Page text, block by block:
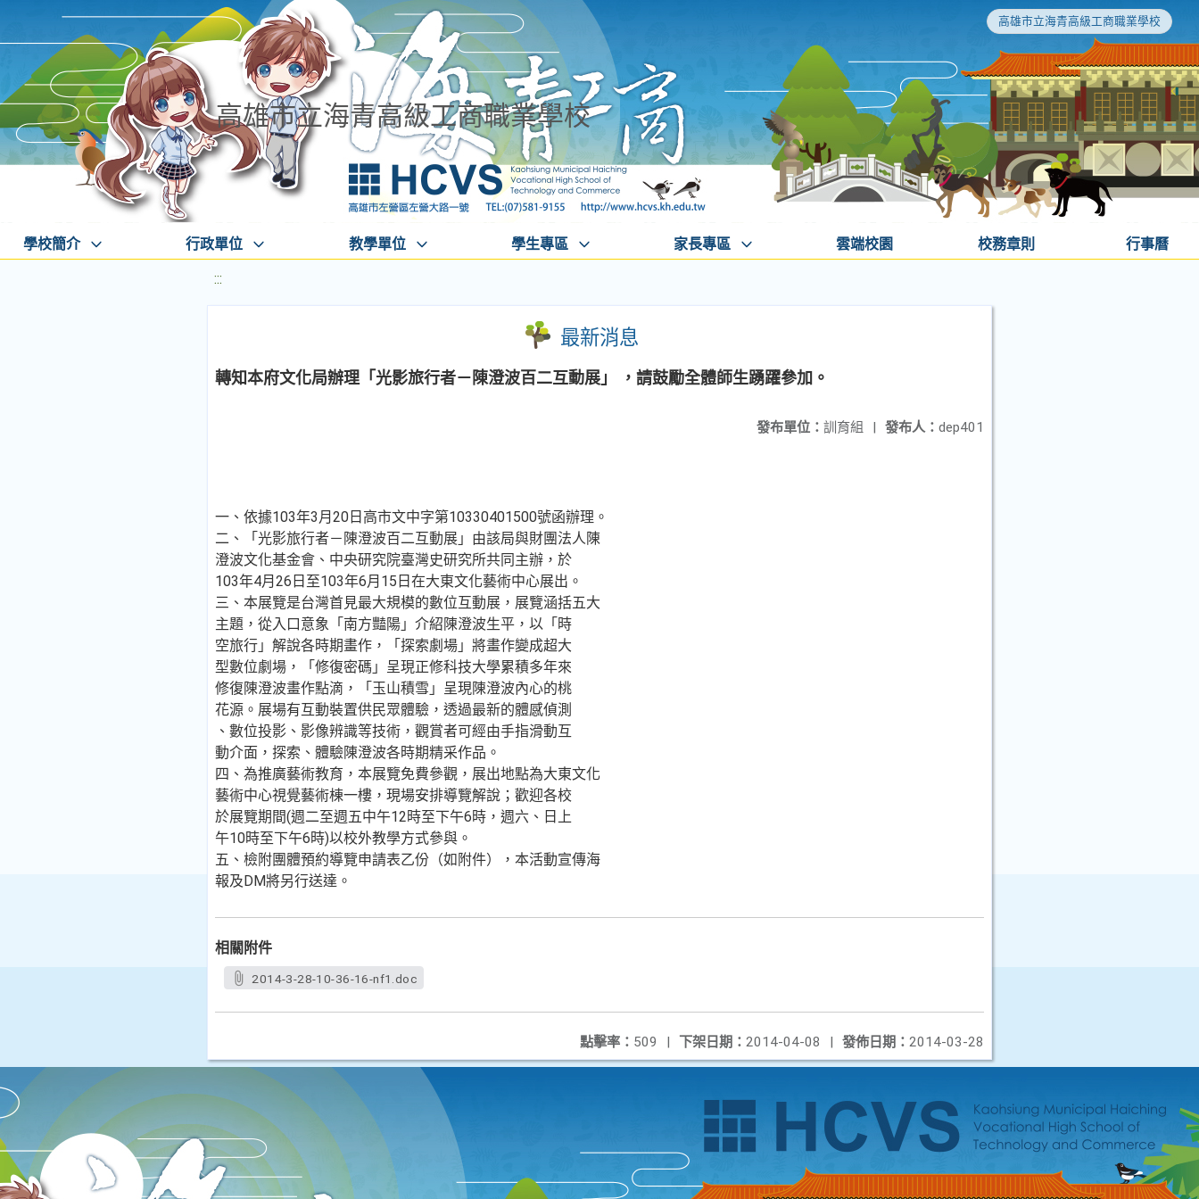
高雄市立海青高級工商職業學校
高雄市立海青高級工商職業學校
學校簡介 行政單位 教學單位 學生專區 家長專區 雲端校園 校務章則 行事曆
:::
最新消息
轉知本府文化局辦理「光影旅行者－陳澄波百二互動展」 ，請鼓勵全體師生踴躍參加。
發布人： dep401
發布單位： 訓育組 |
一、依據103年3月20日高市文中字第10330401500號函辦理。
二、「光影旅行者－陳澄波百二互動展」由該局與財團法人陳
澄波文化基金會、中央研究院臺灣史研究所共同主辦，於
103年4月26日至103年6月15日在大東文化藝術中心展出。
三、本展覽是台灣首見最大規模的數位互動展，展覽涵括五大
主題，從入口意象「南方豔陽」介紹陳澄波生平，以「時
空旅行」解說各時期畫作，「探索劇場」將畫作變成超大
型數位劇場，「修復密碼」呈現正修科技大學累積多年來
修復陳澄波畫作點滴，「玉山積雪」呈現陳澄波內心的桃
花源。展場有互動裝置供民眾體驗，透過最新的體感偵測
、數位投影、影像辨識等技術，觀賞者可經由手指滑動互
動介面，探索、體驗陳澄波各時期精采作品。
四、為推廣藝術教育，本展覽免費參觀，展出地點為大東文化
藝術中心視覺藝術棟一樓，現場安排導覽解說；歡迎各校
於展覽期間(週二至週五中午12時至下午6時，週六、日上
午10時至下午6時)以校外教學方式參與。
五、檢附團體預約導覽申請表乙份（如附件），本活動宣傳海
報及DM將另行送達。
相關附件
2014-3-28-10-36-16-nf1.doc
發佈日期： 2014-03-28
下架日期： 2014-04-08 |
點擊率： 509 |